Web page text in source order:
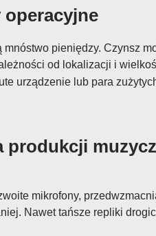
operacyjne
pieniędzy. Czynsz
od lokalizacji i
urządzenie lub para
produkcji
mikrofony,
Nawet tańsze repliki